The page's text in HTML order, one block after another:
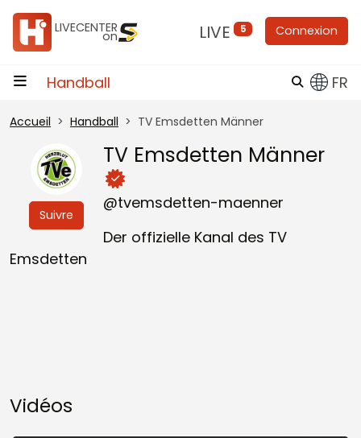
Aller au contenu
LIVECENTER
on LIVE 5 Connexion
Handball FR
Accueil Handball TV Emsdetten Männer
Suivre
TV Emsdetten Männer
@tvemsdetten-maenner
Der offizielle Kanal des TV
Emsdetten
Vidéos